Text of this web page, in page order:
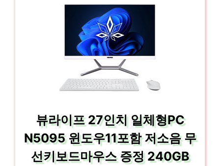
뷰라이프 27인치 일체형PC
N5095 윈도우11포함 저소음 무
선키보드마우스 증정 240GB